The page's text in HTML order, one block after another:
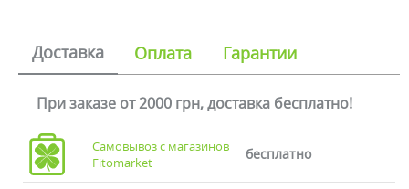
Доставка Оплата Гарантии
При заказе от 2000 грн, доставка бесплатно!
Самовывоз с магазинов
Fitomarket
бесплатно